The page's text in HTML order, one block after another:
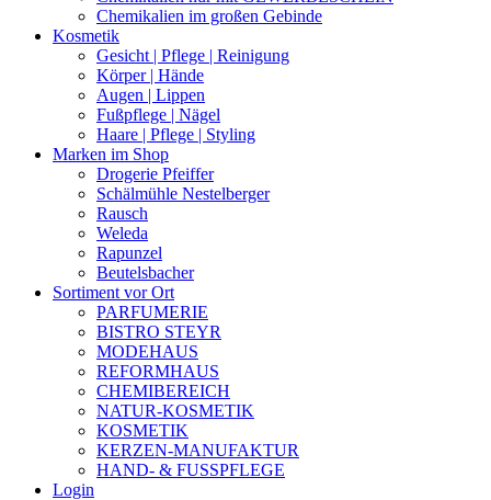
Chemikalien im großen Gebinde
Kosmetik
Gesicht | Pflege | Reinigung
Körper | Hände
Augen | Lippen
Fußpflege | Nägel
Haare | Pflege | Styling
Marken im Shop
Drogerie Pfeiffer
Schälmühle Nestelberger
Rausch
Weleda
Rapunzel
Beutelsbacher
Sortiment vor Ort
PARFUMERIE
BISTRO STEYR
MODEHAUS
REFORMHAUS
CHEMIBEREICH
NATUR-KOSMETIK
KOSMETIK
KERZEN-MANUFAKTUR
HAND- & FUSSPFLEGE
Login